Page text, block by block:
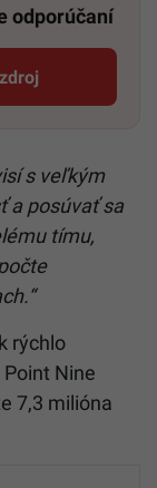
odporúčaní
sa otvorí v
s veľkým
a posúvať sa
tímu,
rýchlo
Nine
7,3 milióna